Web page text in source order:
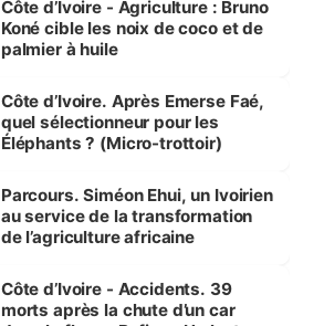
Côte d’Ivoire - Agriculture : Bruno
Koné cible les noix de coco et de
palmier à huile
Côte d’Ivoire. Après Emerse Faé,
quel sélectionneur pour les
Éléphants ? (Micro-trottoir)
Parcours. Siméon Ehui, un Ivoirien
au service de la transformation
de l’agriculture africaine
Côte d’Ivoire - Accidents. 39
morts après la chute d’un car